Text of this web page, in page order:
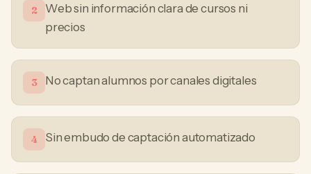
2
Web sin información clara de cursos ni
precios
3 No captan alumnos por canales digitales
4 Sin embudo de captación automatizado